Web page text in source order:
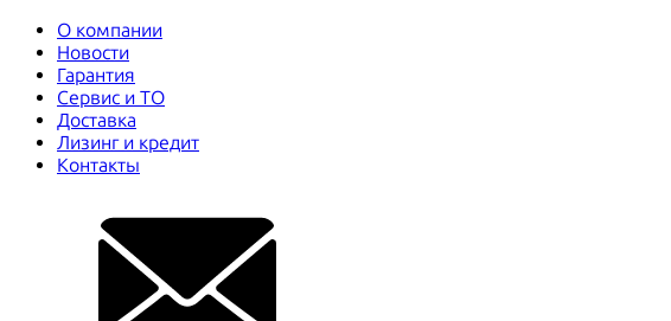
О компании
Новости
Гарантия
Сервис и ТО
Доставка
Лизинг и кредит
Контакты